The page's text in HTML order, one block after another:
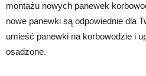
montażu nowych panewek
nowe panewki są odpowiednie dla
umieść panewki na korbowodzie i
osadzone.